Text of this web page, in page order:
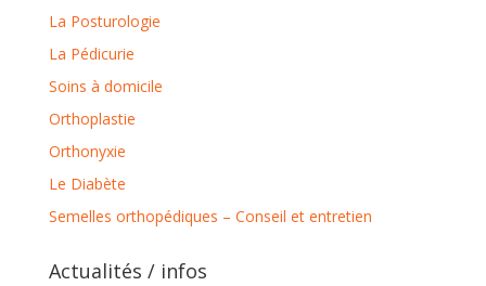
La Posturologie
La Pédicurie
Soins à domicile
Orthoplastie
Orthonyxie
Le Diabète
Semelles orthopédiques – Conseil et entretien
Actualités / infos